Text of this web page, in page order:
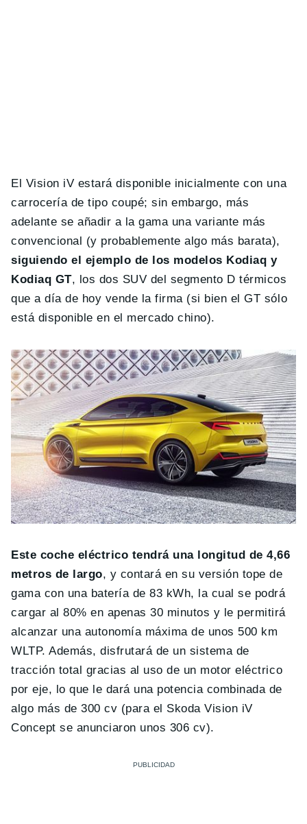
El Vision iV estará disponible inicialmente con una
carrocería de tipo coupé; sin embargo, más
adelante se añadir a la gama una variante más
convencional (y probablemente algo más barata),
siguiendo el ejemplo de los modelos Kodiaq y
Kodiaq GT, los dos SUV del segmento D térmicos
que a día de hoy vende la firma (si bien el GT sólo
está disponible en el mercado chino).
Este coche eléctrico tendrá una longitud de 4,66
metros de largo, y contará en su versión tope de
gama con una batería de 83 kWh, la cual se podrá
cargar al 80% en apenas 30 minutos y le permitirá
alcanzar una autonomía máxima de unos 500 km
WLTP. Además, disfrutará de un sistema de
tracción total gracias al uso de un motor eléctrico
por eje, lo que le dará una potencia combinada de
algo más de 300 cv (para el Skoda Vision iV
Concept se anunciaron unos 306 cv).